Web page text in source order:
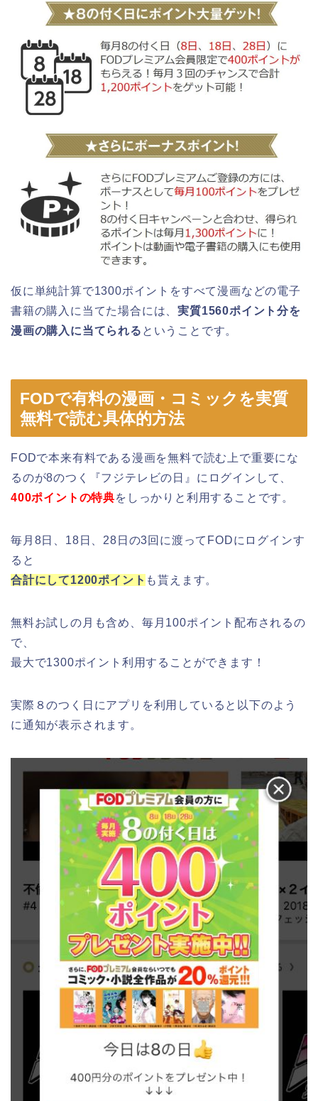
仮に単純計算で1300ポイントをすべて漫画などの電子
書籍の購入に当てた場合には、実質1560ポイント分を
漫画の購入に当てられる ということです。
FODで有料の漫画・コミックを実質
無料で読む具体的方法
FODで本来有料である漫画を無料で読む上で重要にな
るのが8のつく『フジテレビの日』にログインして、
400ポイントの特典をしっかりと利用することです。
毎月8日、18日、28日の3回に渡ってFODにログインす
ると
合計にして1200ポイント も貰えます。
無料お試しの月も含め、毎月100ポイント配布されるの
で、
最大で1300ポイント利用することができます！
実際８のつく日にアプリを利用していると以下のよう
に通知が表示されます。